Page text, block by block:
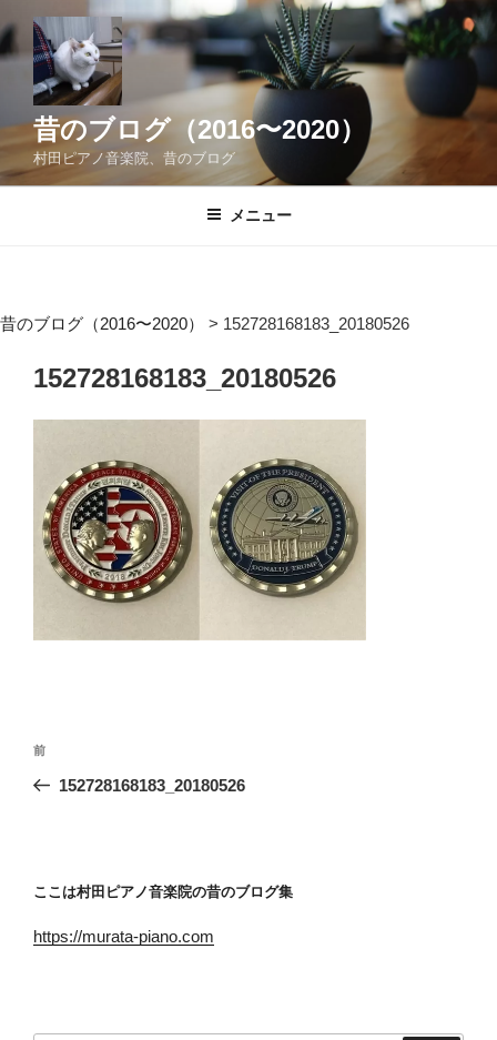
ン
テ
へ
ス
昔のブログ（2016〜2020）
村田ピアノ音楽院、昔のブログ
メニュー
昔のブログ（2016〜2020） > 152728168183_20180526
152728168183_20180526
投
ー
シ
前
の
前
152728168183_20180526
ここは村田ピアノ音楽院の昔のブログ集
https://murata-piano.com